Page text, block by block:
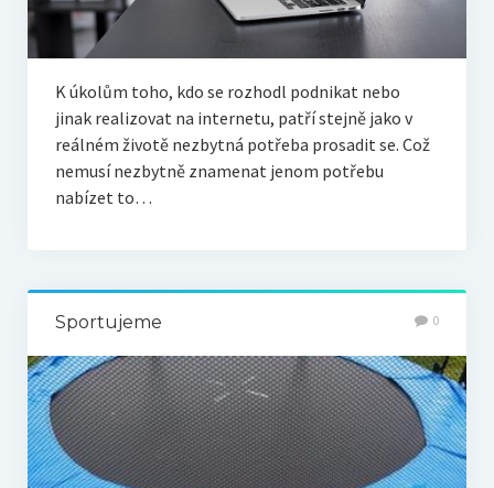
K úkolům toho, kdo se rozhodl podnikat nebo
jinak realizovat na internetu, patří stejně jako v
reálném životě nezbytná potřeba prosadit se. Což
nemusí nezbytně znamenat jenom potřebu
nabízet to…
Sportujeme 0